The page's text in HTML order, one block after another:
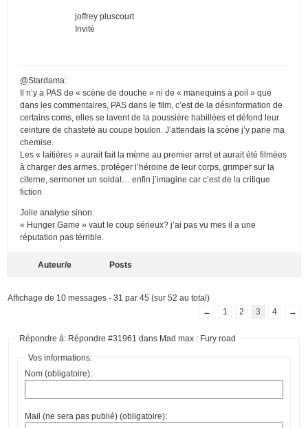
joffrey pluscourt
Invité
@Stardama:
Il n’y a PAS de « scène de douche » ni de « manequins à poil » que
dans les commentaires, PAS dans le film, c’est de la désinformation de
certains coms, elles se lavent de la poussière habillées et défond leur
ceinture de chasteté au coupe boulon. J’attendais la scène j’y parie ma
chemise.
Les « laitières » aurait fait la mème au premier arret et aurait été filmées
à charger des armes, protéger l’héroine de leur corps, grimper sur la
citerne, sermoner un soldat… enfin j’imagine car c’est de la critique
fiction
Jolie analyse sinon.
« Hunger Game » vaut le coup sérieux? j’ai pas vu mes il a une
réputation pas térrible.
Auteur/e Posts
Affichage de 10 messages - 31 par 45 (sur 52 au total)
←
1 2 3 4 →
Répondre à: Répondre #31961 dans Mad max : Fury road
Vos informations:
Nom (obligatoire):
Mail (ne sera pas publié) (obligatoire):